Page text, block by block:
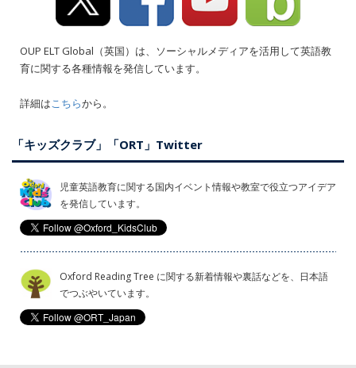
OUP ELT Global（英国）は、ソーシャルメディアを活用して英語教
育に関する各種情報を発信しています。
詳細はこちらから。
「キッズクラブ」「ORT」Twitter
児童英語教育に関する国内イベント情報や教室で役立つアイデア
を発信しています。
Oxford Reading Tree に関する新着情報や裏話などを、日本語
でつぶやいています。